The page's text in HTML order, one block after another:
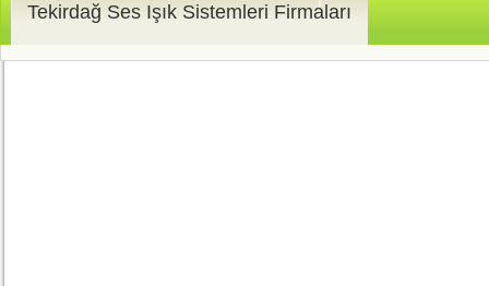
Tekirdağ Ses Işık Sistemleri Firmaları